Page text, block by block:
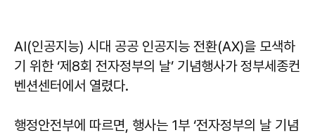
AI(인공지능) 시대 공공 인공지능 전환(AX)을 모색하
기 위한 ‘제8회 전자정부의 날’ 기념행사가 정부세종컨
벤션센터에서 열렸다.
행정안전부에 따르면, 행사는 1부 ‘전자정부의 날 기념